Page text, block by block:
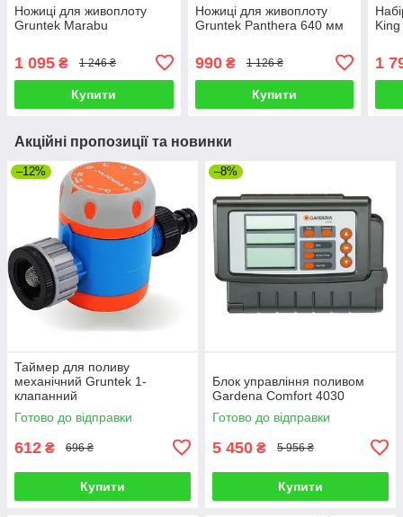
Ножиці для живоплоту
Gruntek Marabu
1 095 ₴ 1 246 ₴
Купити
Ножиці для живоплоту
Gruntek Panthera 640 мм
990₴ 1 126 ₴
Купити
1
Акційні пропозиції та новинки
–12%
Таймер для поливу
механічний Gruntek 1-
клапанний
Готово до відправки
612 ₴ 696 ₴
Купити
–8%
Блок управління поливом
Gardena Comfort 4030
Готово до відправки
5 450 ₴ 5 956 ₴
Купити